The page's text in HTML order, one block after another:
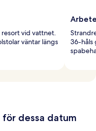
vid vattnet.
väntar längs
36-håls
dessa datum